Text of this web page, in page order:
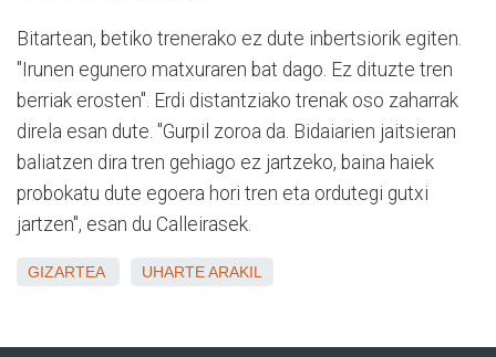
Bitartean, betiko trenerako ez dute inbertsiorik egiten.
"Irunen egunero matxuraren bat dago. Ez dituzte tren
berriak erosten". Erdi distantziako trenak oso zaharrak
direla esan dute. "Gurpil zoroa da. Bidaiarien jaitsieran
baliatzen dira tren gehiago ez jartzeko, baina haiek
probokatu dute egoera hori tren eta ordutegi gutxi
jartzen", esan du Calleirasek.
GIZARTEA UHARTE ARAKIL